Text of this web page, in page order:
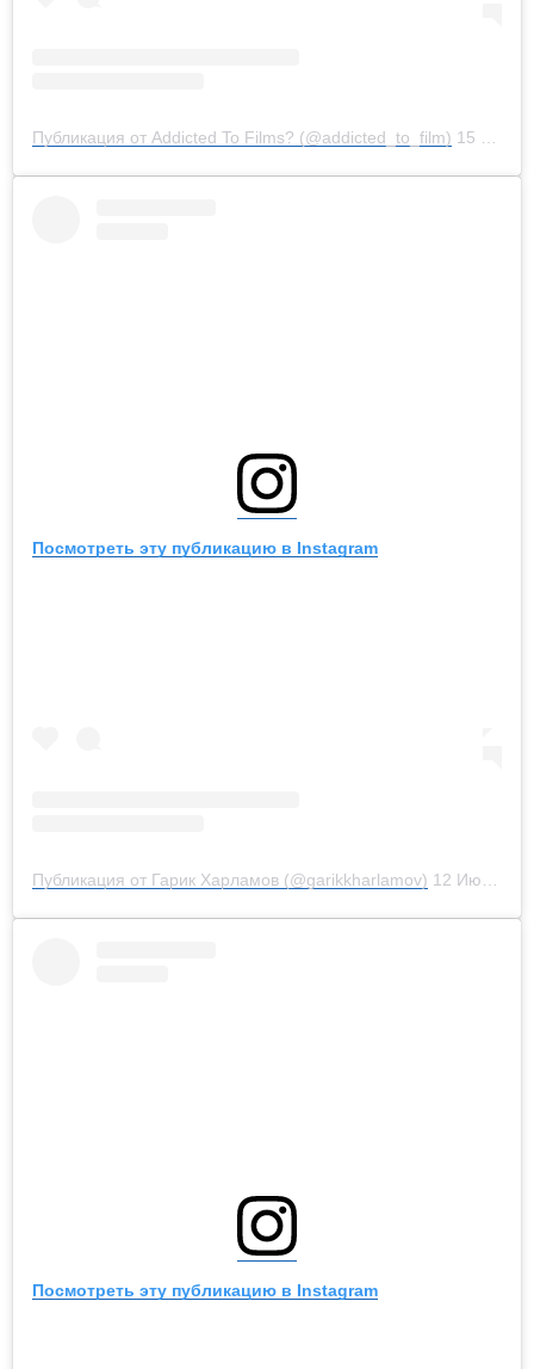
Публикация от Addicted To Films? (@addicted_to_film) 15 Июл 2019 в 6:29 PDT
Посмотреть эту публикацию в Instagram
Публикация от Гарик Харламов (@garikkharlamov) 12 Июл 2019 в 2:48 PDT
Посмотреть эту публикацию в Instagram